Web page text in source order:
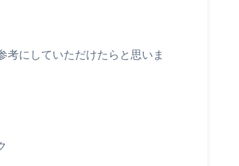
考にしていただけたらと思いま